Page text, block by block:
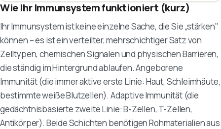
Wie Ihr Immunsystem funktioniert (kurz)
Ihr Immunsystem ist keine einzelne Sache, die Sie „stärken"
können – es ist ein verteilter, mehrschichtiger Satz von
Zelltypen, chemischen Signalen und physischen Barrieren,
die ständig im Hintergrund ablaufen. Angeborene
Immunität (die immer aktive erste Linie: Haut, Schleimhäute,
bestimmte weiße Blutzellen). Adaptive Immunität (die
gedächtnisbasierte zweite Linie: B-Zellen, T-Zellen,
Antikörper). Beide Schichten benötigen Rohmaterialien aus